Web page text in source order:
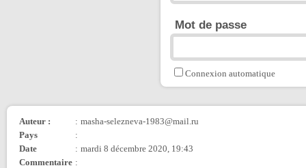
Mot de passe
Connexion automatique
Auteur : : masha-selezneva-1983@mail.ru
Pays
:
Date
: mardi 8 décembre 2020, 19:43
Commentaire :